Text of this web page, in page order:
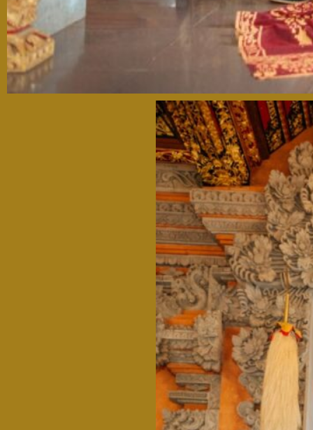
Tanpa Mengurangi Rasa Hormat, Kami Mengundang
Anda Untuk Hadir Di Acara Pernikahan Kami.
Mohon maaf apabila ada kesalahan penulisan nama/gelar